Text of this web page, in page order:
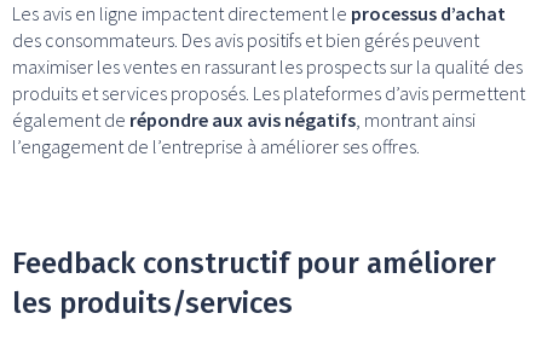
Les avis en ligne impactent directement le processus d’achat
des consommateurs. Des avis positifs et bien gérés peuvent
maximiser les ventes en rassurant les prospects sur la qualité des
produits et services proposés. Les plateformes d’avis permettent
également de répondre aux avis négatifs, montrant ainsi
l’engagement de l’entreprise à améliorer ses offres.
Feedback constructif pour améliorer
les produits/services